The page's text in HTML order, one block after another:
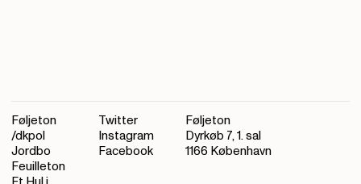
Føljeton
/dkpol
Jordbo
Feuilleton
Twitter
Instagram
Facebook
Føljeton
Dyrkøb 7, 1. sal
1166 København